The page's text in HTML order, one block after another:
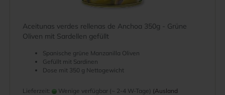
Aceitunas verdes rellenas de Anchoa 350g - Grüne
Oliven mit Sardellen gefüllt
Spanische grüne Manzanilla Oliven
Gefüllt mit Sardinen
Dose mit 350 g Nettogewicht
Lieferzeit: Wenige verfügbar (~ 2-4 W-Tage) (Ausland